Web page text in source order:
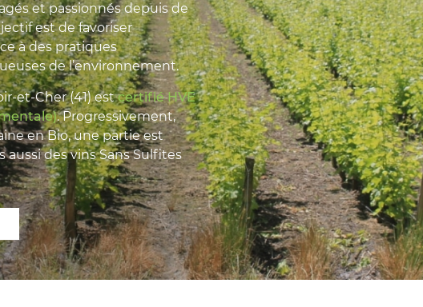
et passionnés depuis de
est de favoriser
à des pratiques
de l’environnement.
et-Cher (41) estcertifié HVE
. Progressivement,
en Bio, une partie est
des vins Sans Sulfites